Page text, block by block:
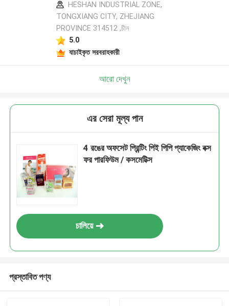
HESHAN INDUSTRIAL ZONE,
TONGXIANG CITY, ZHEJIANG
PROVINCE 314512 ,চীন
5.0
যাচাইকৃত সরবরাহকারী
আরো দেখুন
এর সেরা মূল্য পান
4 রঙের অফসেট প্রিন্টিং পিই পিপি প্যাকেজিং বক্স
ফর পারফিউম / কসমেটিক্স
চালিয়ে
প্রস্তাবিত পণ্য